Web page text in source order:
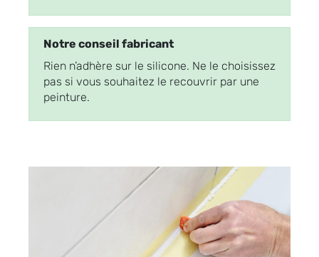
Notre conseil fabricant
Rien n’adhère sur le silicone. Ne le choisissez
pas si vous souhaitez le recouvrir par une
peinture.